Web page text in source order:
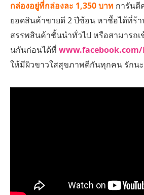
กล่องอยู่ที่กล่องละ 1,350 บาท การันตี
ยอดสินค้าขายดี 2 ปีซ้อน หาซื้อได้ที่ร้
สรรพสินค้าชั้นนำทั่วไป หรือสามารถเ
นกันก่อนได้ที่ www.facebook.com/
ให้มีผิวขาวใสสุขภาพดีกันทุกคน รักน